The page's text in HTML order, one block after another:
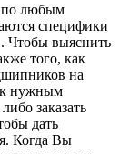
по любым
специфики
Чтобы выяснить
того, как
на
к нужным
заказать
дать
Когда Вы